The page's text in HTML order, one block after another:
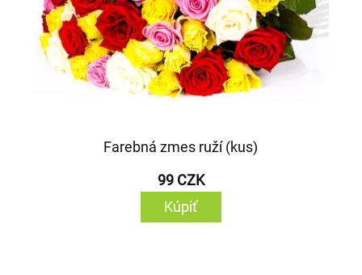
Farebná zmes ruží (kus)
99 CZK
Kúpiť